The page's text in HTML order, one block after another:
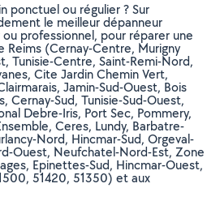
ponctuel ou régulier ? Sur
le meilleur dépanneur
professionnel, pour réparer une
Reims (Cernay-Centre, Murigny
Tunisie-Centre, Saint-Remi-Nord,
Cite Jardin Chemin Vert,
Jamin-Sud-Ouest, Bois
Cernay-Sud, Tunisie-Sud-Ouest,
Debre-Iris, Port Sec, Pommery,
Ceres, Lundy, Barbatre-
Nord, Hincmar-Sud, Orgeval-
Ouest, Neufchatel-Nord-Est, Zone
Epinettes-Sud, Hincmar-Ouest,
51420, 51350) et aux